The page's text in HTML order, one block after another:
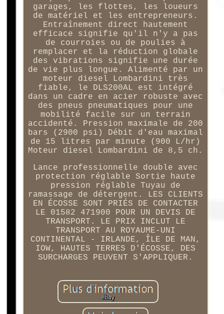
garages, les flottes, les loueurs
de matériel et les entrepreneurs.
Entraînement direct hautement
efficace signifie qu'il n'y a pas
de courroies ou de poulies à
remplacer et la réduction globale
des vibrations signifie une durée
de vie plus longue. Alimenté par un
moteur diesel Lombardini très
fiable, le DLS200AL est intégré
dans un cadre en acier robuste avec
des pneus pneumatiques pour une
mobilité facile sur un terrain
accidenté. Pression maximale de 200
bars (2900 psi) Débit d'eau maximal
de 15 litres par minute (900 L/hr)
Moteur diesel Lombardini de 8,5 ch.
Lance professionnelle double avec
protection réglable Sortie haute
pression réglable Tuyau de
ramassage de détergent. LES CLIENTS
EN ÉCOSSE SONT PRIÉS DE CONTACTER
LE 01582 471900 POUR UN DEVIS DE
TRANSPORT. LE PRIX INCLUT LE
TRANSPORT AU ROYAUME-UNI
CONTINENTAL - IRLANDE, ÎLE DE MAN,
IOW, HAUTES TERRES D'ÉCOSSE, DES
SURCHARGES PEUVENT S'APPLIQUER.